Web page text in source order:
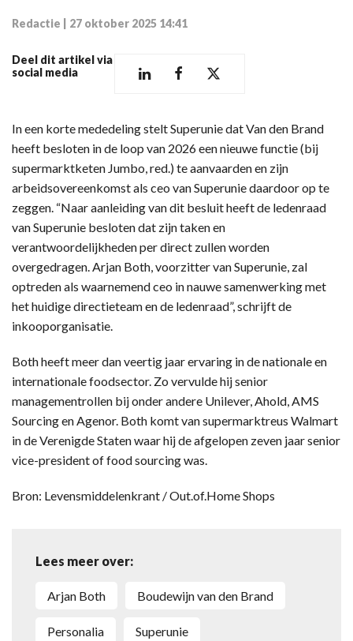
Redactie 27 oktober 2025 14:41
Deel dit artikel via
social media
In een korte mededeling stelt Superunie dat Van den Brand
heeft besloten in de loop van 2026 een nieuwe functie (bij
supermarktketen Jumbo, red.) te aanvaarden en zijn
arbeidsovereenkomst als ceo van Superunie daardoor op te
zeggen. “Naar aanleiding van dit besluit heeft de ledenraad
van Superunie besloten dat zijn taken en
verantwoordelijkheden per direct zullen worden
overgedragen. Arjan Both, voorzitter van Superunie, zal
optreden als waarnemend ceo in nauwe samenwerking met
het huidige directieteam en de ledenraad”, schrijft de
inkooporganisatie.
Both heeft meer dan veertig jaar ervaring in de nationale en
internationale foodsector. Zo vervulde hij senior
managementrollen bij onder andere Unilever, Ahold, AMS
Sourcing en Agenor. Both komt van supermarktreus Walmart
in de Verenigde Staten waar hij de afgelopen zeven jaar senior
vice-president of food sourcing was.
Bron: Levensmiddelenkrant / Out.of.Home Shops
Lees meer over:
Arjan Both Boudewijn van den Brand
personalia Superunie